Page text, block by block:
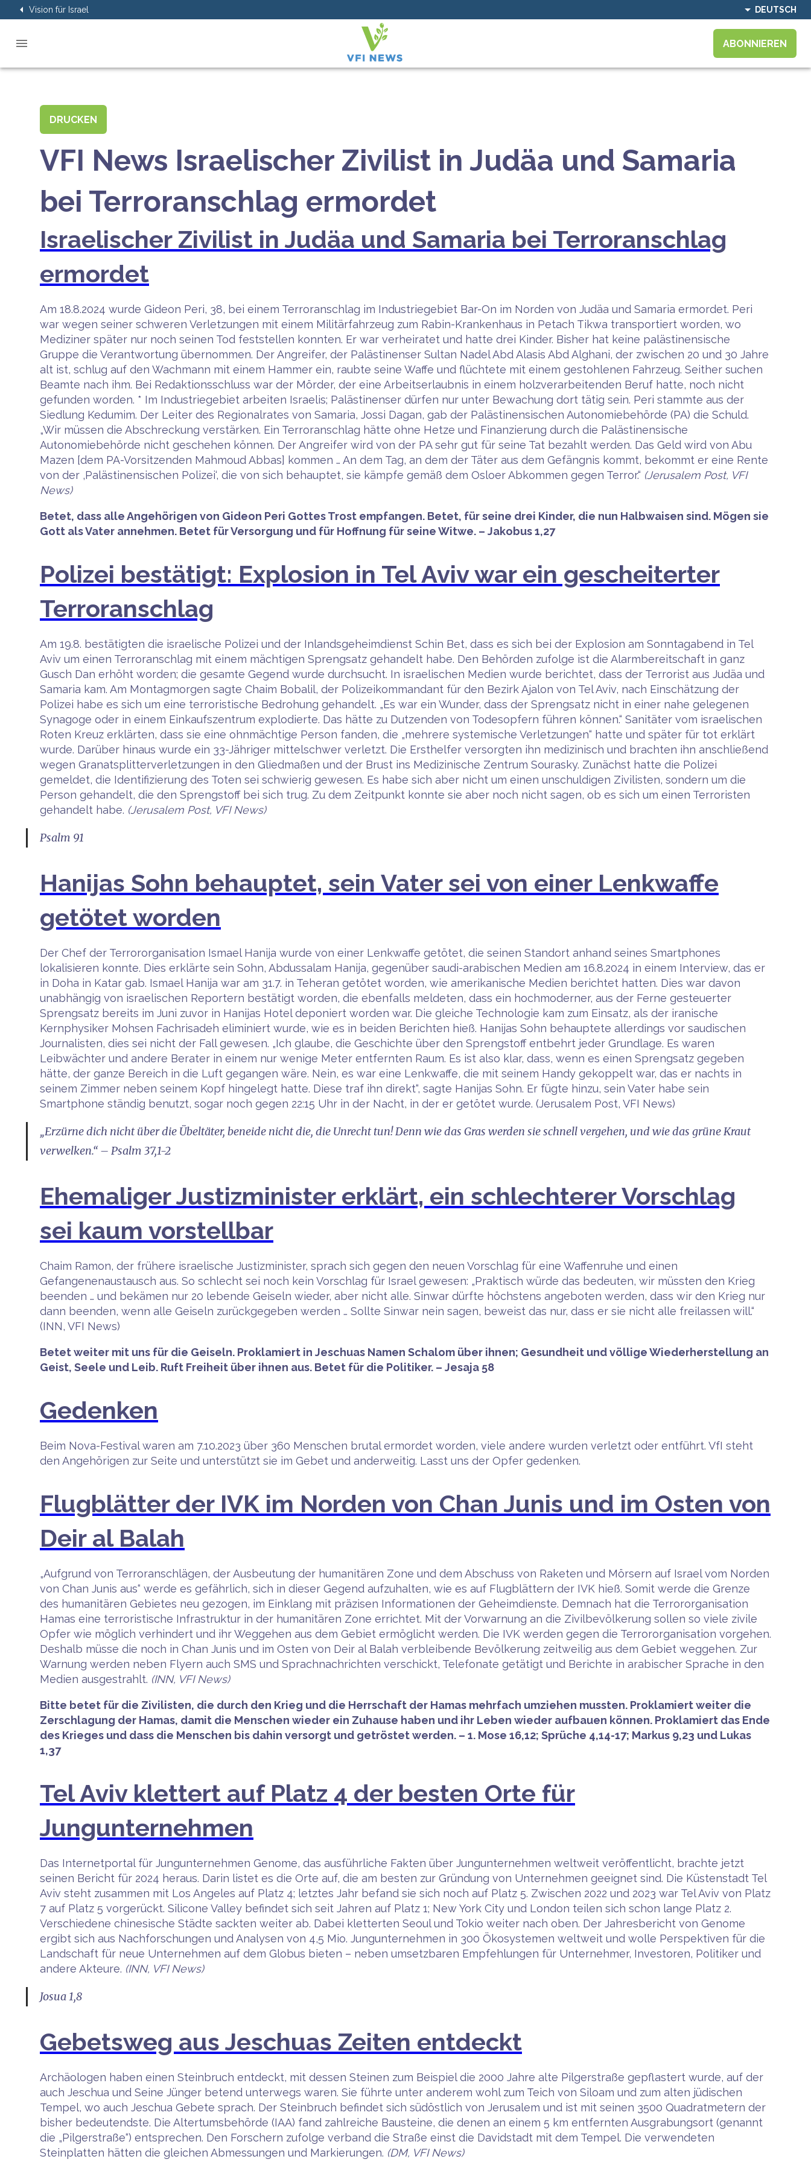
Vision für Israel DEUTSCH
ABONNIEREN
DRUCKEN
VFI News Israelischer Zivilist in Judäa und Samaria
bei Terroranschlag ermordet
Israelischer Zivilist in Judäa und Samaria bei Terroranschlag
ermordet
Am 18.8.2024 wurde Gideon Peri, 38, bei einem Terroranschlag im Industriegebiet Bar-On im Norden von Judäa und Samaria ermordet. Peri
war wegen seiner schweren Verletzungen mit einem Militärfahrzeug zum Rabin-Krankenhaus in Petach Tikwa transportiert worden, wo
Mediziner später nur noch seinen Tod feststellen konnten. Er war verheiratet und hatte drei Kinder. Bisher hat keine palästinensische
Gruppe die Verantwortung übernommen. Der Angreifer, der Palästinenser Sultan Nadel Abd Alasis Abd Alghani, der zwischen 20 und 30 Jahre
alt ist, schlug auf den Wachmann mit einem Hammer ein, raubte seine Waffe und flüchtete mit einem gestohlenen Fahrzeug. Seither suchen
Beamte nach ihm. Bei Redaktionsschluss war der Mörder, der eine Arbeitserlaubnis in einem holzverarbeitenden Beruf hatte, noch nicht
gefunden worden. * Im Industriegebiet arbeiten Israelis; Palästinenser dürfen nur unter Bewachung dort tätig sein. Peri stammte aus der
Siedlung Kedumim. Der Leiter des Regionalrates von Samaria, Jossi Dagan, gab der Palästinensischen Autonomiebehörde (PA) die Schuld.
„Wir müssen die Abschreckung verstärken. Ein Terroranschlag hätte ohne Hetze und Finanzierung durch die Palästinensische
Autonomiebehörde nicht geschehen können. Der Angreifer wird von der PA sehr gut für seine Tat bezahlt werden. Das Geld wird von Abu
Mazen [dem PA-Vorsitzenden Mahmoud Abbas] kommen … An dem Tag, an dem der Täter aus dem Gefängnis kommt, bekommt er eine Rente
von der ‚Palästinensischen Polizei‘, die von sich behauptet, sie kämpfe gemäß dem Osloer Abkommen gegen Terror.“ (Jerusalem Post, VFI
News)
Betet, dass alle Angehörigen von Gideon Peri Gottes Trost empfangen. Betet, für seine drei Kinder, die nun Halbwaisen sind. Mögen sie
Gott als Vater annehmen. Betet für Versorgung und für Hoffnung für seine Witwe. – Jakobus 1,27
Polizei bestätigt: Explosion in Tel Aviv war ein gescheiterter
Terroranschlag
Am 19.8. bestätigten die israelische Polizei und der Inlandsgeheimdienst Schin Bet, dass es sich bei der Explosion am Sonntagabend in Tel
Aviv um einen Terroranschlag mit einem mächtigen Sprengsatz gehandelt habe. Den Behörden zufolge ist die Alarmbereitschaft in ganz
Gusch Dan erhöht worden; die gesamte Gegend wurde durchsucht. In israelischen Medien wurde berichtet, dass der Terrorist aus Judäa und
Samaria kam. Am Montagmorgen sagte Chaim Bobalil, der Polizeikommandant für den Bezirk Ajalon von Tel Aviv, nach Einschätzung der
Polizei habe es sich um eine terroristische Bedrohung gehandelt. „Es war ein Wunder, dass der Sprengsatz nicht in einer nahe gelegenen
Synagoge oder in einem Einkaufszentrum explodierte. Das hätte zu Dutzenden von Todesopfern führen können.“ Sanitäter vom israelischen
Roten Kreuz erklärten, dass sie eine ohnmächtige Person fanden, die „mehrere systemische Verletzungen“ hatte und später für tot erklärt
wurde. Darüber hinaus wurde ein 33-Jähriger mittelschwer verletzt. Die Ersthelfer versorgten ihn medizinisch und brachten ihn anschließend
wegen Granatsplitterverletzungen in den Gliedmaßen und der Brust ins Medizinische Zentrum Sourasky. Zunächst hatte die Polizei
gemeldet, die Identifizierung des Toten sei schwierig gewesen. Es habe sich aber nicht um einen unschuldigen Zivilisten, sondern um die
Person gehandelt, die den Sprengstoff bei sich trug. Zu dem Zeitpunkt konnte sie aber noch nicht sagen, ob es sich um einen Terroristen
gehandelt habe. (Jerusalem Post, VFI News)
Psalm 91
Hanijas Sohn behauptet, sein Vater sei von einer Lenkwaffe
getötet worden
Der Chef der Terrororganisation Ismael Hanija wurde von einer Lenkwaffe getötet, die seinen Standort anhand seines Smartphones
lokalisieren konnte. Dies erklärte sein Sohn, Abdussalam Hanija, gegenüber saudi-arabischen Medien am 16.8.2024 in einem Interview, das er
in Doha in Katar gab. Ismael Hanija war am 31.7. in Teheran getötet worden, wie amerikanische Medien berichtet hatten. Dies war davon
unabhängig von israelischen Reportern bestätigt worden, die ebenfalls meldeten, dass ein hochmoderner, aus der Ferne gesteuerter
Sprengsatz bereits im Juni zuvor in Hanijas Hotel deponiert worden war. Die gleiche Technologie kam zum Einsatz, als der iranische
Kernphysiker Mohsen Fachrisadeh eliminiert wurde, wie es in beiden Berichten hieß. Hanijas Sohn behauptete allerdings vor saudischen
Journalisten, dies sei nicht der Fall gewesen. „Ich glaube, die Geschichte über den Sprengstoff entbehrt jeder Grundlage. Es waren
Leibwächter und andere Berater in einem nur wenige Meter entfernten Raum. Es ist also klar, dass, wenn es einen Sprengsatz gegeben
hätte, der ganze Bereich in die Luft gegangen wäre. Nein, es war eine Lenkwaffe, die mit seinem Handy gekoppelt war, das er nachts in
seinem Zimmer neben seinem Kopf hingelegt hatte. Diese traf ihn direkt“, sagte Hanijas Sohn. Er fügte hinzu, sein Vater habe sein
Smartphone ständig benutzt, sogar noch gegen 22:15 Uhr in der Nacht, in der er getötet wurde. (Jerusalem Post, VFI News)
„Erzürne dich nicht über die Übeltäter, beneide nicht die, die Unrecht tun! Denn wie das Gras werden sie schnell vergehen, und wie das grüne Kraut
verwelken.“ – Psalm 37,1-2
Ehemaliger Justizminister erklärt, ein schlechterer Vorschlag
sei kaum vorstellbar
Chaim Ramon, der frühere israelische Justizminister, sprach sich gegen den neuen Vorschlag für eine Waffenruhe und einen
Gefangenenaustausch aus. So schlecht sei noch kein Vorschlag für Israel gewesen: „Praktisch würde das bedeuten, wir müssten den Krieg
beenden … und bekämen nur 20 lebende Geiseln wieder, aber nicht alle. Sinwar dürfte höchstens angeboten werden, dass wir den Krieg nur
dann beenden, wenn alle Geiseln zurückgegeben werden … Sollte Sinwar nein sagen, beweist das nur, dass er sie nicht alle freilassen will.“
(INN, VFI News)
Betet weiter mit uns für die Geiseln. Proklamiert in Jeschuas Namen Schalom über ihnen; Gesundheit und völlige Wiederherstellung an
Geist, Seele und Leib. Ruft Freiheit über ihnen aus. Betet für die Politiker. – Jesaja 58
Gedenken
Beim Nova-Festival waren am 7.10.2023 über 360 Menschen brutal ermordet worden, viele andere wurden verletzt oder entführt. VfI steht
den Angehörigen zur Seite und unterstützt sie im Gebet und anderweitig. Lasst uns der Opfer gedenken.
Flugblätter der IVK im Norden von Chan Junis und im Osten von
Deir al Balah
„Aufgrund von Terroranschlägen, der Ausbeutung der humanitären Zone und dem Abschuss von Raketen und Mörsern auf Israel vom Norden
von Chan Junis aus“ werde es gefährlich, sich in dieser Gegend aufzuhalten, wie es auf Flugblättern der IVK hieß. Somit werde die Grenze
des humanitären Gebietes neu gezogen, im Einklang mit präzisen Informationen der Geheimdienste. Demnach hat die Terrororganisation
Hamas eine terroristische Infrastruktur in der humanitären Zone errichtet. Mit der Vorwarnung an die Zivilbevölkerung sollen so viele zivile
Opfer wie möglich verhindert und ihr Weggehen aus dem Gebiet ermöglicht werden. Die IVK werden gegen die Terrororganisation vorgehen.
Deshalb müsse die noch in Chan Junis und im Osten von Deir al Balah verbleibende Bevölkerung zeitweilig aus dem Gebiet weggehen. Zur
Warnung werden neben Flyern auch SMS und Sprachnachrichten verschickt, Telefonate getätigt und Berichte in arabischer Sprache in den
Medien ausgestrahlt. (INN, VFI News)
Bitte betet für die Zivilisten, die durch den Krieg und die Herrschaft der Hamas mehrfach umziehen mussten. Proklamiert weiter die
Zerschlagung der Hamas, damit die Menschen wieder ein Zuhause haben und ihr Leben wieder aufbauen können. Proklamiert das Ende
des Krieges und dass die Menschen bis dahin versorgt und getröstet werden. – 1. Mose 16,12; Sprüche 4,14-17; Markus 9,23 und Lukas
1,37
Tel Aviv klettert auf Platz 4 der besten Orte für
Jungunternehmen
Das Internetportal für Jungunternehmen Genome, das ausführliche Fakten über Jungunternehmen weltweit veröffentlicht, brachte jetzt
seinen Bericht für 2024 heraus. Darin listet es die Orte auf, die am besten zur Gründung von Unternehmen geeignet sind. Die Küstenstadt Tel
Aviv steht zusammen mit Los Angeles auf Platz 4; letztes Jahr befand sie sich noch auf Platz 5. Zwischen 2022 und 2023 war Tel Aviv von Platz
7 auf Platz 5 vorgerückt. Silicone Valley befindet sich seit Jahren auf Platz 1; New York City und London teilen sich schon lange Platz 2.
Verschiedene chinesische Städte sackten weiter ab. Dabei kletterten Seoul und Tokio weiter nach oben. Der Jahresbericht von Genome
ergibt sich aus Nachforschungen und Analysen von 4,5 Mio. Jungunternehmen in 300 Ökosystemen weltweit und wolle Perspektiven für die
Landschaft für neue Unternehmen auf dem Globus bieten – neben umsetzbaren Empfehlungen für Unternehmer, Investoren, Politiker und
andere Akteure. (INN, VFI News)
Josua 1,8
Gebetsweg aus Jeschuas Zeiten entdeckt
Archäologen haben einen Steinbruch entdeckt, mit dessen Steinen zum Beispiel die 2000 Jahre alte Pilgerstraße gepflastert wurde, auf der
auch Jeschua und Seine Jünger betend unterwegs waren. Sie führte unter anderem wohl zum Teich von Siloam und zum alten jüdischen
Tempel, wo auch Jeschua Gebete sprach. Der Steinbruch befindet sich südöstlich von Jerusalem und ist mit seinen 3500 Quadratmetern der
bisher bedeutendste. Die Altertumsbehörde (IAA) fand zahlreiche Bausteine, die denen an einem 5 km entfernten Ausgrabungsort (genannt
die „Pilgerstraße“) entsprechen. Den Forschern zufolge verband die Straße einst die Davidstadt mit dem Tempel. Die verwendeten
Steinplatten hätten die gleichen Abmessungen und Markierungen. (DM, VFI News)